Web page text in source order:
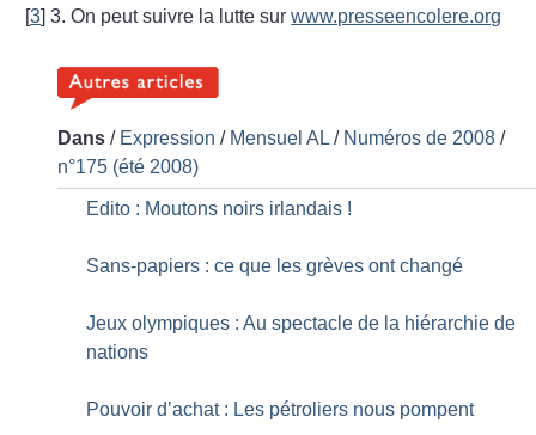
[3]3. On peut suivre la lutte surwww.presseencolere.org
Dans / Expression / Mensuel AL / Numéros de 2008 /
n°175 (été 2008)
Edito : Moutons noirs irlandais !
Sans-papiers : ce que les grèves ont changé
Jeux olympiques : Au spectacle de la hiérarchie de
nations
Pouvoir d’achat : Les pétroliers nous pompent